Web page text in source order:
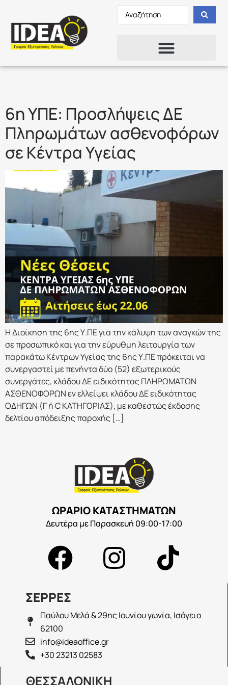
6η ΥΠΕ: Προσλήψεις ΔΕ
Πληρωμάτων ασθενοφόρων
σε Κέντρα Υγείας
Η Διοίκηση της 6ης Υ.ΠΕ για την κάλυψη των αναγκών της
σε προσωπικό και για την εύρυθμη λειτουργία των
παρακάτω Κέντρων Υγείας της 6ης Υ.ΠΕ πρόκειται να
συνεργαστεί με πενήντα δύο (52) εξωτερικούς
συνεργάτες, κλάδου ΔΕ ειδικότητας ΠΛΗΡΩΜΑΤΩΝ
ΑΣΘΕΝΟΦΟΡΩΝ εν ελλείψει κλάδου ΔΕ ειδικότητας
ΟΔΗΓΩΝ (Γ ή C ΚΑΤΗΓΟΡΙΑΣ), με καθεστώς έκδοσης
δελτίου απόδειξης παροχής […]
ΩΡΑΡΙΟ ΚΑΤΑΣΤΗΜΑΤΩΝ
Δευτέρα με Παρασκευή 09:00-17:00
ΣΕΡΡΕΣ
Παύλου Μελά & 29ης Ιουνίου γωνία, Ισόγειο
62100
info@ideaoffice.gr
+30 23213 02583
ΘΕΣΣΑΛΟΝΙΚΗ